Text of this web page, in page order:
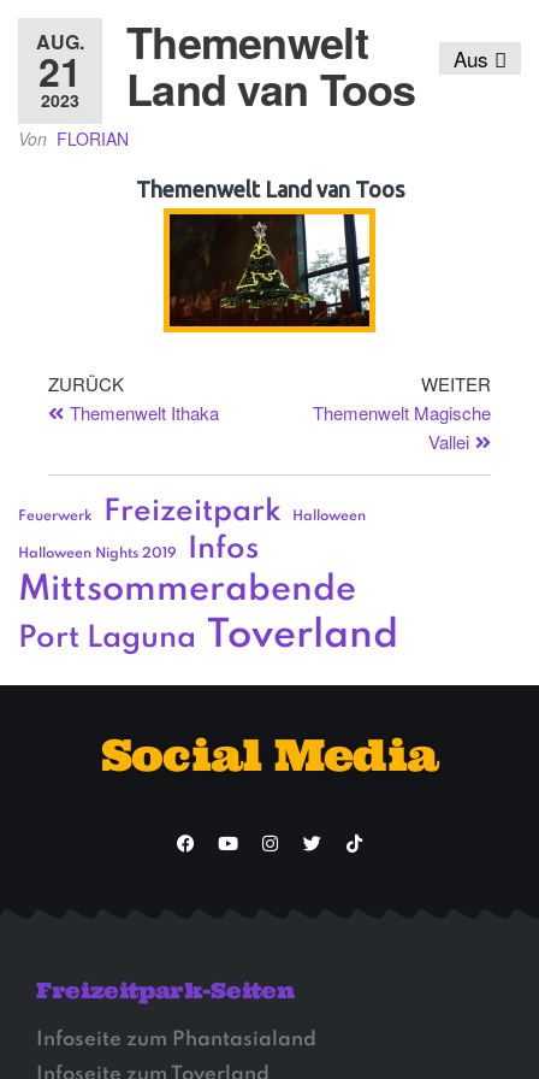
AUG.
21
2023
Aus
Themenwelt
Land van Toos
Von FLORIAN
Themenwelt Land van Toos
ZURÜCK
Themenwelt Ithaka
WEITER
Themenwelt Magische
Vallei
Feuerwerk Freizeitpark Halloween
Halloween Nights 2019 Infos
Mittsommerabende
Port Laguna Toverland
Social Media
Freizeitpark-Seiten
Infoseite zum Phantasialand
Infoseite zum Toverland